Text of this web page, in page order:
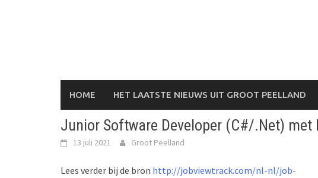
HOME HET LAATSTE NIEUWS UIT GROOT PEELLAND
Junior Software Developer (C#/.Net) met
13 juli 2021 Groot Peelland
Lees verder bij de bron http://jobviewtrack.com/nl-nl/job-